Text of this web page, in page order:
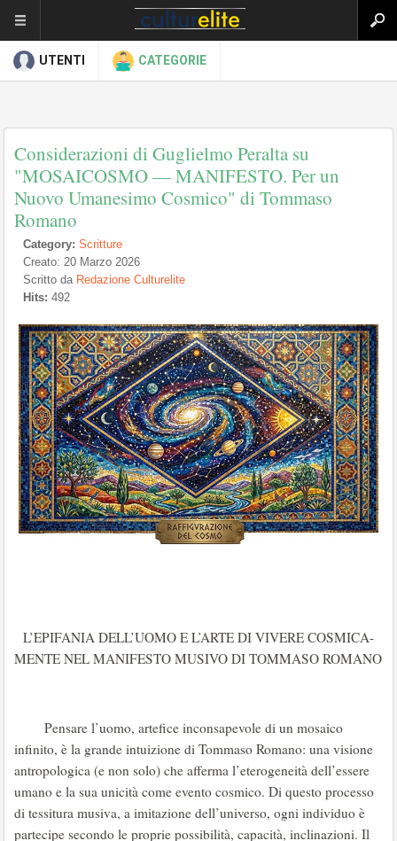
UTENTI CATEGORIE
Considerazioni di Guglielmo Peralta su
"MOSAICOSMO — MANIFESTO. Per un
Nuovo Umanesimo Cosmico" di Tommaso
Romano
Category: Scritture
Creato: 20 Marzo 2026
Scritto da Redazione Culturelite
Hits: 492
L’EPIFANIA DELL’UOMO E L’ARTE DI VIVERE COSMICA-
MENTE NEL MANIFESTO MUSIVO DI TOMMASO ROMANO
Pensare l’uomo, artefice inconsapevole di un mosaico
infinito, è la grande intuizione di Tommaso Romano: una visione
antropologica (e non solo) che afferma l’eterogeneità dell’essere
umano e la sua unicità come evento cosmico. Di questo processo
di tessitura musiva, a imitazione dell’universo, ogni individuo è
partecipe secondo le proprie possibilità, capacità, inclinazioni. Il